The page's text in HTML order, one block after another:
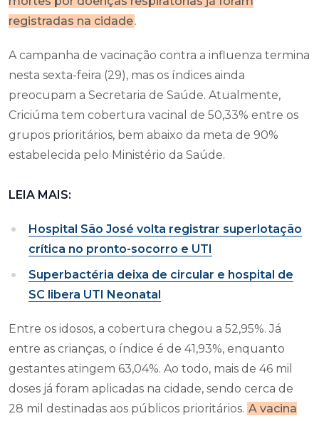
registradas na cidade.
A campanha de vacinação contra a influenza termina
nesta sexta-feira (29), mas os índices ainda
preocupam a Secretaria de Saúde. Atualmente,
Criciúma tem cobertura vacinal de 50,33% entre os
grupos prioritários, bem abaixo da meta de 90%
estabelecida pelo Ministério da Saúde.
LEIA MAIS:
Hospital São José volta registrar superlotação
crítica no pronto-socorro e UTI
Superbactéria deixa de circular e hospital de
SC libera UTI Neonatal
Entre os idosos, a cobertura chegou a 52,95%. Já
entre as crianças, o índice é de 41,93%, enquanto
gestantes atingem 63,04%. Ao todo, mais de 46 mil
doses já foram aplicadas na cidade, sendo cerca de
28 mil destinadas aos públicos prioritários. A vacina